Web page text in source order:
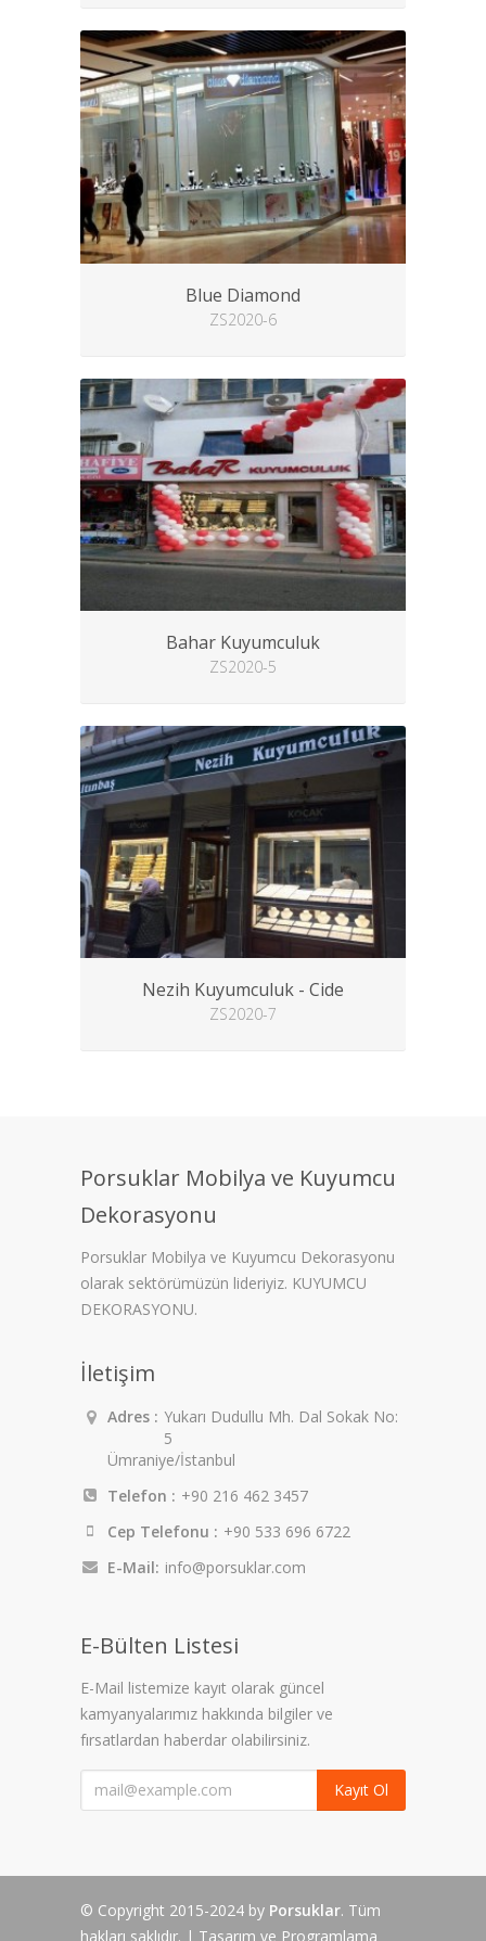
Blue Diamond
ZS2020-6
Bahar Kuyumculuk
ZS2020-5
Nezih Kuyumculuk - Cide
ZS2020-7
Porsuklar Mobilya ve Kuyumcu
Dekorasyonu
Porsuklar Mobilya ve Kuyumcu Dekorasyonu
olarak sektörümüzün lideriyiz. KUYUMCU
DEKORASYONU.
İletişim
Adres : Yukarı Dudullu Mh. Dal Sokak No:
5
Ümraniye/İstanbul
Telefon : +90 216 462 3457
Cep Telefonu : +90 533 696 6722
E-Mail: info@porsuklar.com
E-Bülten Listesi
E-Mail listemize kayıt olarak güncel
kamyanyalarımız hakkında bilgiler ve
fırsatlardan haberdar olabilirsiniz.
Kayıt Ol
© Copyright 2015-2024 by Porsuklar. Tüm
hakları saklıdır. | Tasarım ve Programlama